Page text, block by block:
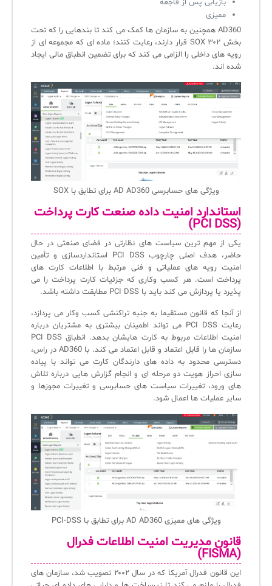
بازیابی پس از فاجعه
ممیزی
AD360 همچنین به سازمان ها کمک می کند تا بندهایی را که تحت
بخش ۳۰۲ SOX قرار دارند، رعایت کنند؛ ماده ای که مجموعه ای از
رویه های داخلی را الزامی می کند که برای تضمین انطباق مالی ایجاد
شده اند.
ویژگی های حسابرسی AD AD360 برای تطابق با SOX
استاندارد امنیت داده صنعت کارت پرداخت
(PCI DSS)
یکی از مهم ترین سیاست های نظارتی در فضای صنعتی در حال
حاضر، هدف اصلی چارچوب PCI DSS استانداردسازی و تأمین
امنیت رویه های عملیاتی و فنی مرتبط با اطلاعات کارت های
پرداخت است. هر کسب وکاری که جزئیات کارت پرداخت را می
پذیرد یا پردازش می کند باید با PCI DSS مطابقت داشته باشد.
از آنجا که قانون مستقیما به جنبه تراکنشی کسب وکار می پردازد،
رعایت PCI DSS می تواند اطمینان بیشتری به مشتریان درباره
امنیت اطلاعات مربوط به کارت هایشان بدهد. انطباق PCI DSS
سازمان ها را قابل اعتماد و قابل اعتماد می کند. با AD360 در راس،
دسترسی محدود به داده های دارندگان کارت می تواند با پیاده
سازی احراز هویت دو مرحله ای و انجام گزارش هایی درباره تلاش
های ورود، تغییرات سیاست های حسابرسی و تغییرات مجوزها و
سایر عملیات ها اعمال شود.
ویژگی های ممیزی AD AD360 برای تطابق با PCI-DSS
قانون مدیریت امنیت اطلاعات فدرال
(FISMA)
این قانون فدرال آمریکا که در سال ۲۰۰۲ تصویب شد، سازمان های